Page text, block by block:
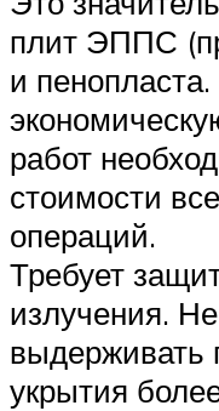
плит ЭППС
и
работ
стоимости
операций.
Требует
излучения.
выдерживать
укрытия